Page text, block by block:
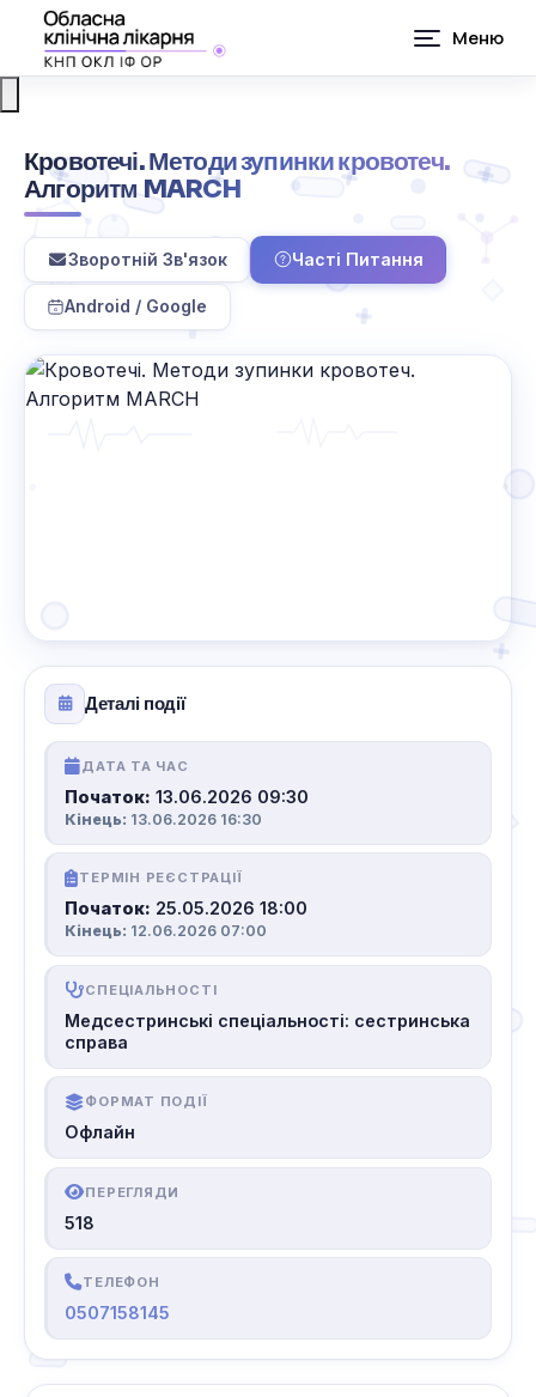
Кровотечі. Методи зупинки кровотеч.
Алгоритм MARCH
Зворотній Зв'язок Часті Питання
G Android / Google
Деталі події
ДАТА ТА ЧАС
Початок: 13.06.2026 09:30
Кінець: 13.06.2026 16:30
ТЕРМІН РЕЄСТРАЦІЇ
Початок: 25.05.2026 18:00
Кінець: 12.06.2026 07:00
СПЕЦІАЛЬНОСТІ
Медсестринські спеціальності: сестринська
справа
ФОРМАТ ПОДІЇ
Офлайн
ПЕРЕГЛЯДИ
518
ТЕЛЕФОН
0507158145